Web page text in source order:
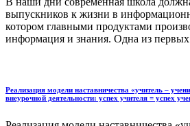
выпускников к жизни в
котором главными продуктами
информация и знания. Одна из первых
Реализация модели наставничества «учитель –
внеурочной деятельности: успех учителя = успех